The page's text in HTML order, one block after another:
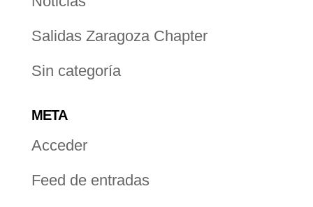
Salidas Zaragoza Chapter
Sin categoría
META
Acceder
Feed de entradas